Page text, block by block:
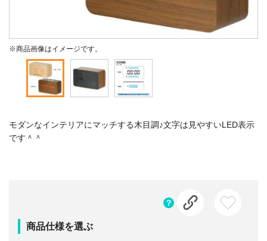
※商品画像はイメージです。
モダンなインテリアにマッチする木目調♪文字は見やすいLED表示
です＾＾
商品仕様を選ぶ